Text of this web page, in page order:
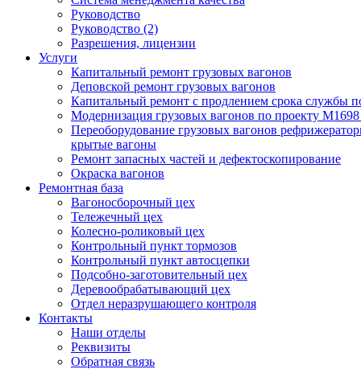
Руководство
Руководство (2)
Разрешения, лицензии
Услуги
Капитальный ремонт грузовых вагонов
Деповской ремонт грузовых вагонов
Капитальный ремонт с продлением срока службы
Модернизация грузовых вагонов по проекту
Переоборудование грузовых вагонов
крытые вагоны
Ремонт запасных частей и дефектоскопирование
Окраска вагонов
Ремонтная база
Вагоносборочный цех
Тележечный цех
Колесно-роликовый цех
Контрольный пункт тормозов
Контрольный пункт автосцепки
Подсобно-заготовительный цех
Деревообрабатывающий цех
Отдел неразрушающего контроля
Контакты
Наши отделы
Реквизиты
Обратная связь